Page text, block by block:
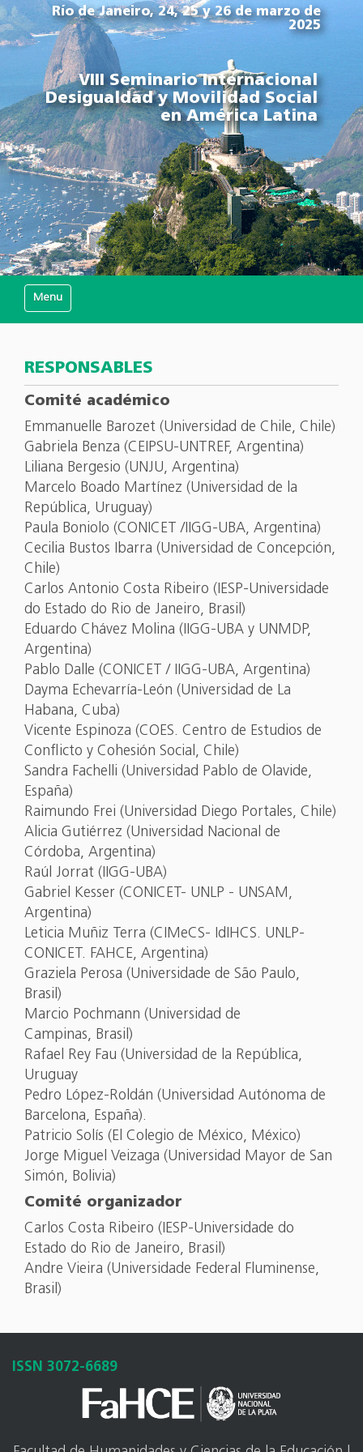
Río de Janeiro, 24, 25 y 26 de marzo de
2025
VIII Seminario Internacional
Desigualdad y Movilidad Social
en América Latina
Mostrar/Ocultar navegación
RESPONSABLES
Comité académico
Emmanuelle Barozet (Universidad de Chile, Chile)
Gabriela Benza (CEIPSU-UNTREF, Argentina)
Liliana Bergesio (UNJU, Argentina)
Marcelo Boado Martínez (Universidad de la
República, Uruguay)
Paula Boniolo (CONICET /IIGG-UBA, Argentina)
Cecilia Bustos Ibarra (Universidad de Concepción,
Chile)
Carlos Antonio Costa Ribeiro (IESP-Universidade
do Estado do Rio de Janeiro, Brasil)
Eduardo Chávez Molina (IIGG-UBA y UNMDP,
Argentina)
Pablo Dalle (CONICET / IIGG-UBA, Argentina)
Dayma Echevarría-León (Universidad de La
Habana, Cuba)
Vicente Espinoza (COES. Centro de Estudios de
Conflicto y Cohesión Social, Chile)
Sandra Fachelli (Universidad Pablo de Olavide,
España)
Raimundo Frei (Universidad Diego Portales, Chile)
Alicia Gutiérrez (Universidad Nacional de
Córdoba, Argentina)
Raúl Jorrat (IIGG-UBA)
Gabriel Kesser (CONICET- UNLP - UNSAM,
Argentina)
Leticia Muñiz Terra (CIMeCS- IdIHCS. UNLP-
CONICET. FAHCE, Argentina)
Graziela Perosa (Universidade de São Paulo,
Brasil)
Marcio Pochmann (Universidad de
Campinas, Brasil)
Rafael Rey Fau (Universidad de la República,
Uruguay
Pedro López-Roldán (Universidad Autónoma de
Barcelona, España).
Patricio Solís (El Colegio de México, México)
Jorge Miguel Veizaga (Universidad Mayor de San
Simón, Bolivia)
Comité organizador
Carlos Costa Ribeiro (IESP-Universidade do
Estado do Rio de Janeiro, Brasil)
Andre Vieira (Universidade Federal Fluminense,
Brasil)
ISSN 3072-6689